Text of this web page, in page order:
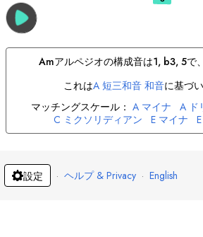
Amアルペジオの構成音は1, b3, 5で
これはA短三和音 和音に基づ
マッチングスケール： A マイナ A
C ミクソリディアン E マイナ E
設定 · ヘルプ & Privacy · English